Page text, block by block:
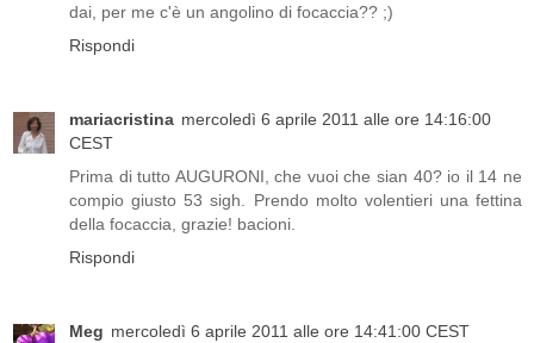
dai, per me c'è un angolino di focaccia?? ;)
Rispondi
mariacristina mercoledì 6 aprile 2011 alle ore 14:16:00
CEST
Prima di tutto AUGURONI, che vuoi che sian 40? io il 14 ne
compio giusto 53 sigh. Prendo molto volentieri una fettina
della focaccia, grazie! bacioni.
Rispondi
Meg mercoledì 6 aprile 2011 alle ore 14:41:00 CEST